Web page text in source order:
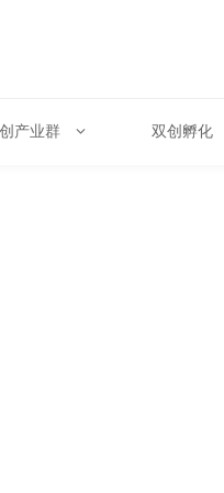
产业群 双创孵化